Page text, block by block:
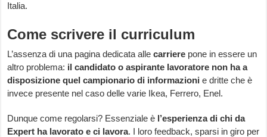
Italia.
Come scrivere il curriculum
L’assenza di una pagina dedicata allecarriere pone in essere un
altro problema: il candidato o aspirante lavoratore non ha a
disposizione quel campionario di informazioni e dritte che è
invece presente nel caso delle varie Ikea, Ferrero, Enel.
Dunque come regolarsi? Essenziale è l’esperienza di chi da
Expert ha lavorato e ci lavora. I loro feedback, sparsi in giro per